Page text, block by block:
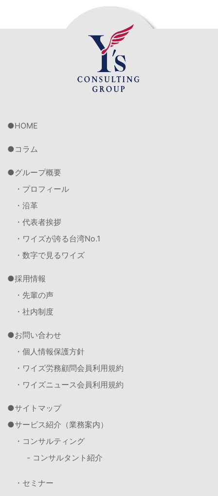
HOME
コラム
グループ概要
・プロフィール
・沿革
・代表者挨拶
・ワイズが誇る台湾No.1
・数字で見るワイズ
採用情報
・先輩の声
・社内制度
お問い合わせ
・個人情報保護方針
・ワイズ労務顧問会員利用規約
・ワイズニュース会員利用規約
サイトマップ
サービス紹介（業務案内）
・コンサルティング
- コンサルタント紹介
・セミナー